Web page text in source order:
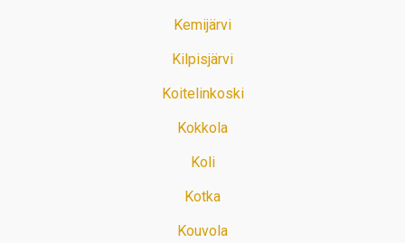
Kemijärvi
Kilpisjärvi
Koitelinkoski
Kokkola
Koli
Kotka
Kouvola